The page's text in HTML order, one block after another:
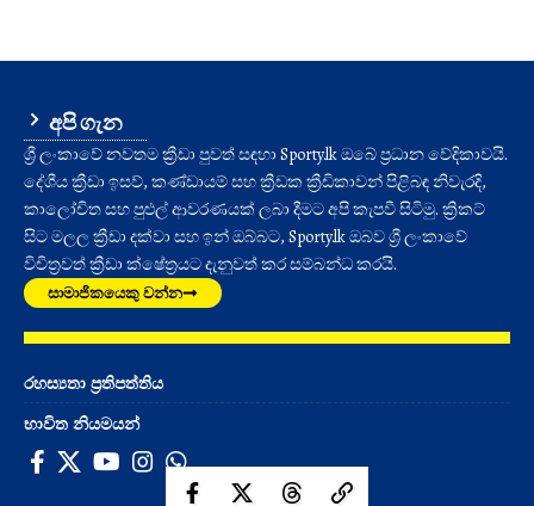
අපි ගැන
ශ්‍රී ලංකාවේ නවතම ක්‍රීඩා පුවත් සඳහා Sporty.lk ඔබේ ප්‍රධාන වේදිකාවයි.
දේශීය ක්‍රීඩා ඉසව්, කණ්ඩායම් සහ ක්‍රීඩක ක්‍රීඩිකාවන් පිළිබඳ නිවැරදි,
කාලෝචිත සහ පුළුල් ආවරණයක් ලබා දීමට අපි කැපවී සිටිමු. ක්‍රිකට්
සිට මලල ක්‍රීඩා දක්වා සහ ඉන් ඔබ්බට, Sporty.lk ඔබව ශ්‍රී ලංකාවේ
විචිත්‍රවත් ක්‍රීඩා ක්ෂේත්‍රයට දැනුවත් කර සම්බන්ධ කරයි.
සාමාජිකයෙකු වන්න
රහස්‍යතා ප්‍රතිපත්තිය
භාවිත නියමයන්